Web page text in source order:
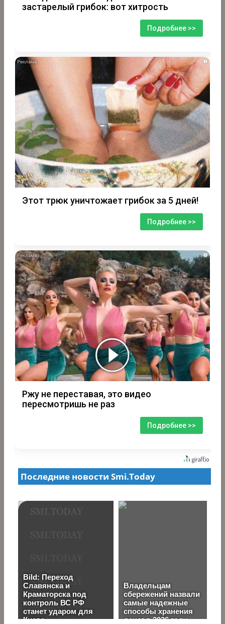
застарелый грибок: вот хитрость
Подробнее >>
i
Этот трюк уничтожает грибок за 5 дней!
Подробнее >>
i
Ржу не переставая, это видео
пересмотришь не раз
Подробнее >>